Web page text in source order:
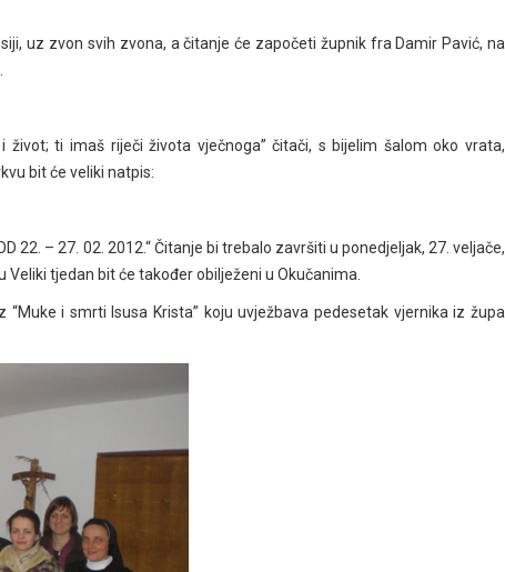
uz zvon svih zvona, a čitanje će započeti župnik fra Damir Pavić, na
život; ti imaš riječi života vječnoga” čitači, s bijelim šalom oko vrata,
bit će veliki natpis:
22. – 27. 02. 2012.“ Čitanje bi trebalo završiti u ponedjeljak, 27. veljače,
tjedan bit će također obilježeni u Okučanima.
i smrti Isusa Krista” koju uvježbava pedesetak vjernika iz župa